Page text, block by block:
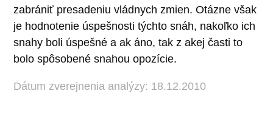
zabrániť presadeniu vládnych zmien. Otázne však
je hodnotenie úspešnosti týchto snáh, nakoľko ich
snahy boli úspešné a ak áno, tak z akej časti to
bolo spôsobené snahou opozície.
Dátum zverejnenia analýzy: 18.12.2010